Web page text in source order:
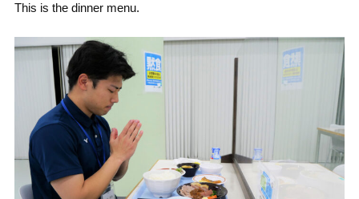
This is the dinner menu.